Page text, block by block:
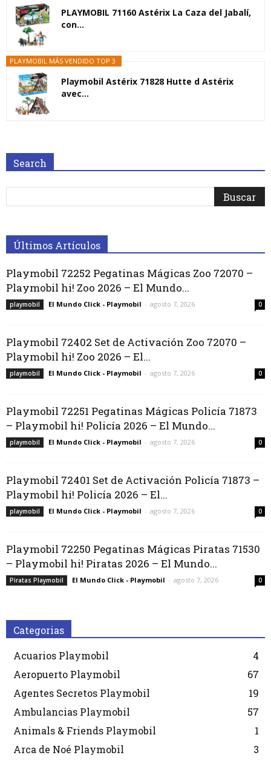
PLAYMOBIL 71160 Astérix La Caza del Jabalí,
con...
PLAYMOBIL MÁS VENDIDO TOP 3
Playmobil Astérix 71828 Hutte d Astérix
avec...
Search
Últimos Artículos
Playmobil 72252 Pegatinas Mágicas Zoo 72070 –
Playmobil hi! Zoo 2026 – El Mundo...
playmobil El Mundo Click - Playmobil - agosto 7, 2026 0
Playmobil 72402 Set de Activación Zoo 72070 –
Playmobil hi! Zoo 2026 – El...
playmobil El Mundo Click - Playmobil - agosto 7, 2026 0
Playmobil 72251 Pegatinas Mágicas Policía 71873
– Playmobil hi! Policía 2026 – El Mundo...
playmobil El Mundo Click - Playmobil - agosto 7, 2026 0
Playmobil 72401 Set de Activación Policía 71873 –
Playmobil hi! Policía 2026 – El...
playmobil El Mundo Click - Playmobil - agosto 7, 2026 0
Playmobil 72250 Pegatinas Mágicas Piratas 71530
– Playmobil hi! Piratas 2026 – El Mundo...
Piratas Playmobil El Mundo Click - Playmobil - agosto 7, 2026 0
Categorias
Acuarios Playmobil
4
Aeropuerto Playmobil
67
Agentes Secretos Playmobil
19
Ambulancias Playmobil
57
Animals & Friends Playmobil
1
Arca de Noé Playmobil
3